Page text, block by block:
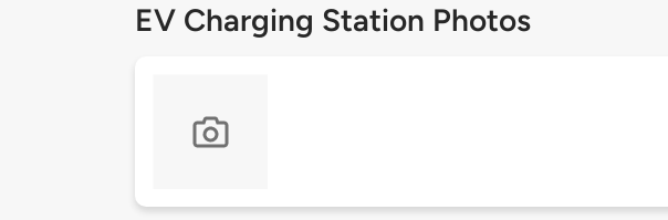
EV Charging Station Photos